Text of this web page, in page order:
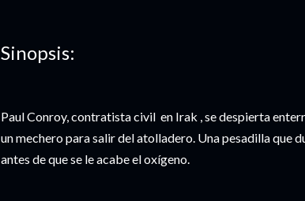
Sinopsis:
Paul Conroy, contratista civil en Irak , se despierta
un mechero para salir del atolladero. Una pesadilla que
antes de que se le acabe el oxígeno.